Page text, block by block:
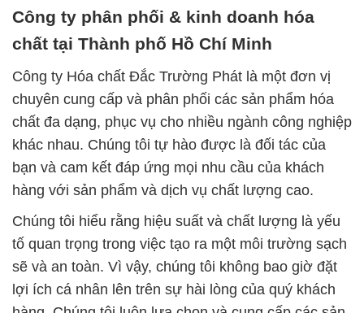
Công ty phân phối & kinh doanh hóa
chất tại Thành phố Hồ Chí Minh
Công ty Hóa chất Đắc Trường Phát là một đơn vị
chuyên cung cấp và phân phối các sản phẩm hóa
chất đa dạng, phục vụ cho nhiều ngành công nghiệp
khác nhau. Chúng tôi tự hào được là đối tác của
bạn và cam kết đáp ứng mọi nhu cầu của khách
hàng với sản phẩm và dịch vụ chất lượng cao.
Chúng tôi hiểu rằng hiệu suất và chất lượng là yếu
tố quan trọng trong việc tạo ra một môi trường sạch
sẽ và an toàn. Vì vậy, chúng tôi không bao giờ đặt
lợi ích cá nhân lên trên sự hài lòng của quý khách